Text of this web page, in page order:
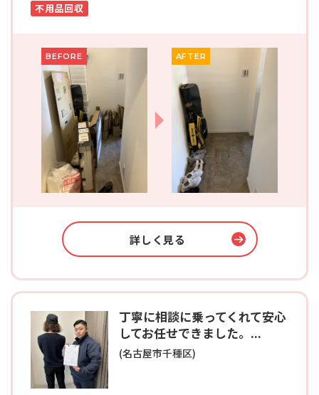
不用品回収
BEFORE AFTER
詳しく見る
丁寧に相談に乗ってくれて安心
してお任せできました。...
(名古屋市千種区)